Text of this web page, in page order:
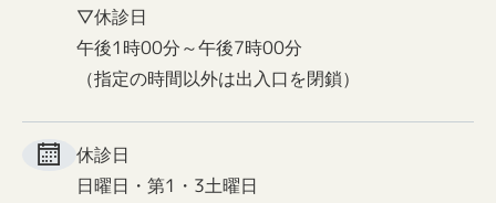
▽休診日
午後1時00分～午後7時00分
（指定の時間以外は出入口を閉鎖）
休診日
日曜日・第1・3土曜日